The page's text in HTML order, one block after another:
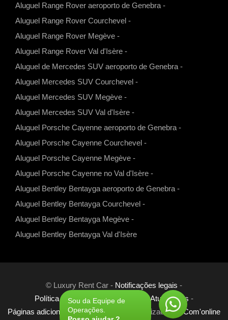
Sou da Equipe de
Operações.
a
p
p
g
r
a
m
u
b
e
o
o
k
Aluguel Range Rover aeroporto de Genebra -
Aluguel Range Rover Courchevel -
Aluguel Range Rover Megève -
Aluguel Range Rover Val d'Isère -
Aluguel de Mercedes SUV aeroporto de Genebra -
Aluguel Mercedes SUV Courchevel -
Aluguel Mercedes SUV Megève -
Aluguel Mercedes SUV Val d'Isère -
Aluguel Porsche Cayenne aeroporto de Genebra -
Aluguel Porsche Cayenne Courchevel -
Aluguel Porsche Cayenne Megève -
Aluguel Porsche Cayenne no Val d'Isère -
Aluguel Bentley Bentayga aeroporto de Genebra -
Aluguel Bentley Bentayga Courchevel -
Aluguel Bentley Bentayga Megève -
Aluguel Bentley Bentayga Val d'Isère
© Luxury Rent Car - Notificações legais -
Política de privacidade- Cookies -Atualidades -
Páginas adicionais-Links-Parceria - Realizado por Com'online